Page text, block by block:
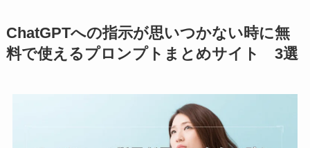
ChatGPTへの指示が思いつかない時に無
料で使えるプロンプトまとめサイト 3選